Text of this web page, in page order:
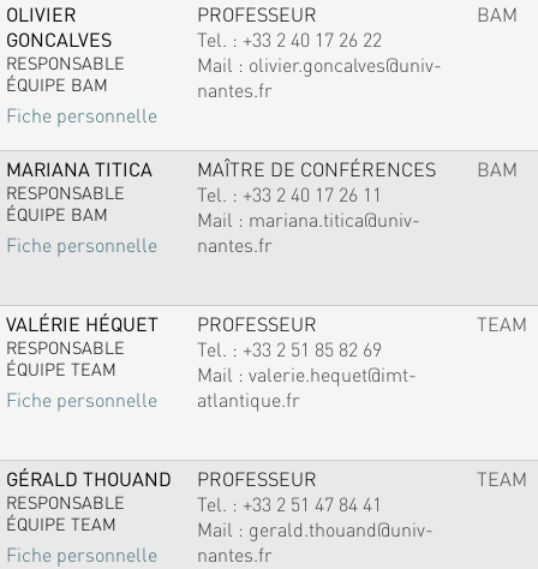
OLIVIER
GONCALVES
RESPONSABLE
ÉQUIPE BAM
Fiche personnelle
PROFESSEUR
Tel. : +33 2 40 17 26 22
Mail : olivier.goncalves@univ-
nantes.fr
BAM
MARIANA TITICA
RESPONSABLE
ÉQUIPE BAM
Fiche personnelle
MAÎTRE DE CONFÉRENCES
Tel. : +33 2 40 17 26 11
Mail : mariana.titica@univ-
nantes.fr
BAM
VALÉRIE HÉQUET
RESPONSABLE
ÉQUIPE TEAM
Fiche personnelle
PROFESSEUR
Tel. : +33 2 51 85 82 69
Mail : valerie.hequet@imt-
atlantique.fr
TEAM
GÉRALD THOUAND
RESPONSABLE
ÉQUIPE TEAM
Fiche personnelle
PROFESSEUR
Tel. : +33 2 51 47 84 41
Mail : gerald.thouand@univ-
nantes.fr
TEAM